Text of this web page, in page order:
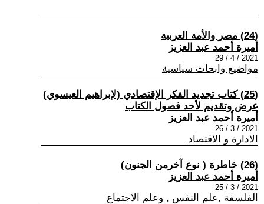
(24) مصر والأمة العربية
أميرة أحمد عبد العزيز
2021 / 4 / 29
مواضيع وابحاث سياسية
(25) كتاب تجديد الفكر الإقتصادي (لإبراهيم العيسوي)
عرض وتقديم لأحد فصول الكتاب
أميرة أحمد عبد العزيز
2021 / 3 / 26
الادارة و الاقتصاد
(26) خاطرة ( نوع آخرمن الجنون)
أميرة أحمد عبد العزيز
2021 / 3 / 25
الفلسفة ,علم النفس , وعلم الاجتماع